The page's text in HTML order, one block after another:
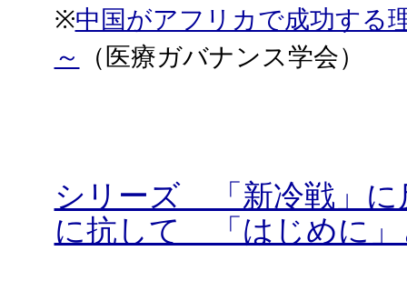
※中国がアフリカで成功する
～
（医療ガバナンス学会）
シリーズ 「新冷戦」
に抗して 「はじめに」